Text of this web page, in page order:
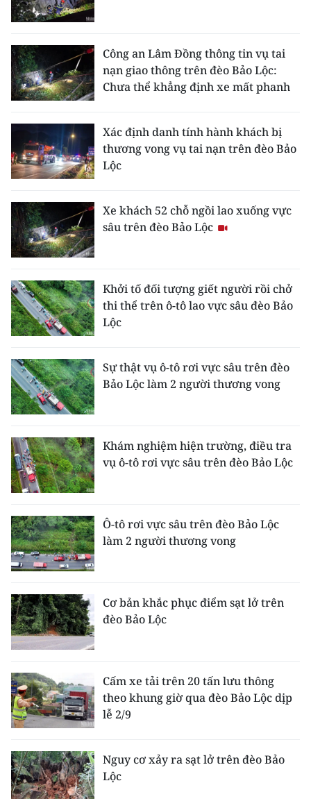
MÔI TRƯỜNG
BẠN ĐỌC
KIỂM CHỨNG THÔNG TIN
54 DÂN TỘC VIỆT NAM
CHƯƠNG TRÌNH OCOP - MỖI XÃ
MỘT SẢN PHẨM
RADIO
MEDIA CENTER
E-Magazine
Video
Media Chính trị
Media Kinh tế
Media Xã hội
Media Pháp luật
Media Du lịch
Media Thế giới
Media Giáo dục
Media Y tế
Media Khoa học - Công nghệ
Media Môi trường
Infographic
Công an Lâm Đồng thông tin vụ tai
nạn giao thông trên đèo Bảo Lộc:
Chưa thể khẳng định xe mất phanh
Xác định danh tính hành khách bị
thương vong vụ tai nạn trên đèo Bảo
Lộc
Xe khách 52 chỗ ngồi lao xuống vực
sâu trên đèo Bảo Lộc
Khởi tố đối tượng giết người rồi chở
thi thể trên ô-tô lao vực sâu đèo Bảo
Lộc
Sự thật vụ ô-tô rơi vực sâu trên đèo
Bảo Lộc làm 2 người thương vong
Khám nghiệm hiện trường, điều tra
vụ ô-tô rơi vực sâu trên đèo Bảo Lộc
Ô-tô rơi vực sâu trên đèo Bảo Lộc
làm 2 người thương vong
Cơ bản khắc phục điểm sạt lở trên
đèo Bảo Lộc
Cấm xe tải trên 20 tấn lưu thông
theo khung giờ qua đèo Bảo Lộc dịp
lễ 2/9
Nguy cơ xảy ra sạt lở trên đèo Bảo
Lộc